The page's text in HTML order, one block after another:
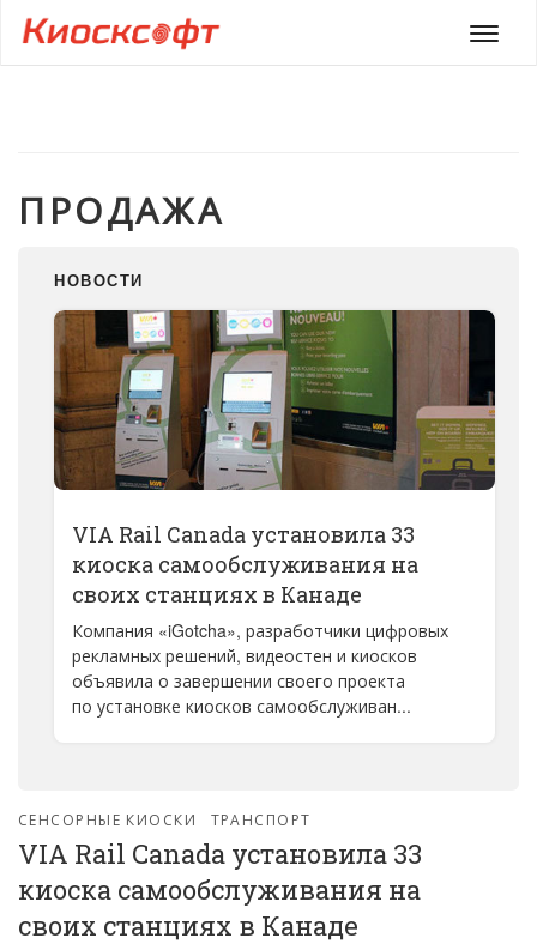
Меню
ПРОДАЖА
НОВОСТИ
VIA Rail Canada установила 33
киоска самообслуживания на
своих станциях в Канаде
Компания «iGotcha», разработчики цифровых
рекламных решений, видеостен и киосков
объявила о завершении своего проекта
по установке киосков самообслуживан...
СЕНСОРНЫЕ КИОСКИ ТРАНСПОРТ
VIA Rail Canada установила 33
киоска самообслуживания на
своих станциях в Канаде